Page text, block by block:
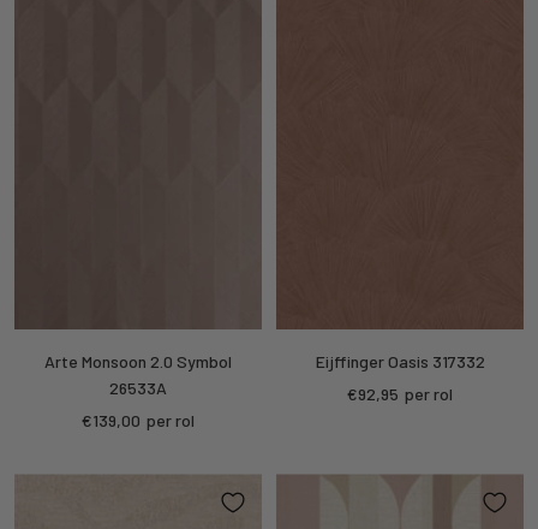
Arte Monsoon 2.0 Symbol
26533A
Sale
€139,00 per rol
Eijffinger Oasis 317332
Sale
€92,95 per rol